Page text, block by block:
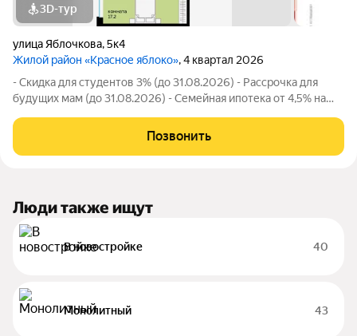
3D-тур
улица Яблочкова,5к4
Жилой район «Красное яблоко», 4 квартал 2026
- Скидка для студентов 3% (до 31.08.2026) - Рассрочка для
будущих мам (до 31.08.2026) - Семейная ипотека от 4,5% на
31.08.2026) - Скидка до 3% за каждого ребёнка (до 31.08.2026)
- Материнский
Позвонить
Люди также ищут
В новостройке 40
Монолитный 43